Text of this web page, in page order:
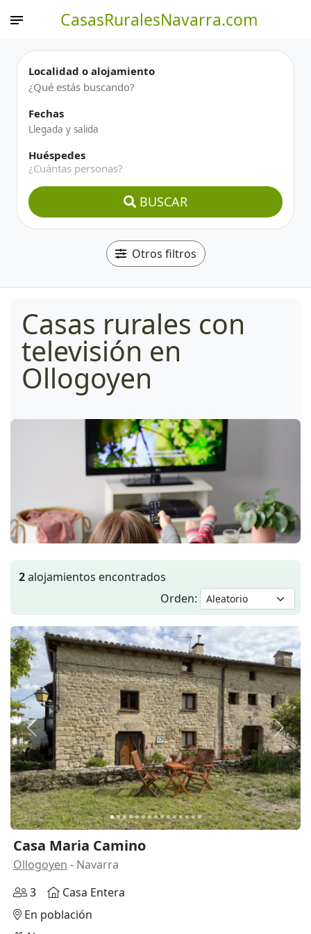
CasasRuralesNavarra.com
Localidad o alojamiento
Fechas
Huéspedes
¿Cuántas personas?
BUSCAR
Otros filtros
Casas rurales con
televisión en
Ollogoyen
2alojamientos encontrados
Orden:
Anterior
Casa Maria Camino
Ollogoyen - Navarra
3
Casa Entera
En población